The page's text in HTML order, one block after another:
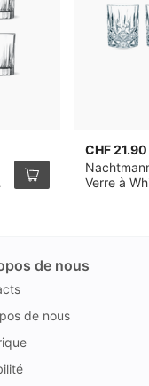
CHF 21.90
Verre à
de nous
de nous